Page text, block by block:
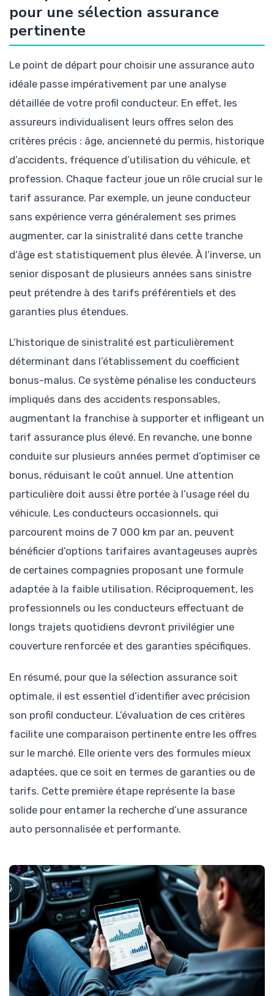
pour une sélection assurance
pertinente
Le point de départ pour choisir une assurance auto
idéale passe impérativement par une analyse
détaillée de votre profil conducteur. En effet, les
assureurs individualisent leurs offres selon des
critères précis : âge, ancienneté du permis, historique
d’accidents, fréquence d’utilisation du véhicule, et
profession. Chaque facteur joue un rôle crucial sur le
tarif assurance. Par exemple, un jeune conducteur
sans expérience verra généralement ses primes
augmenter, car la sinistralité dans cette tranche
d’âge est statistiquement plus élevée. À l’inverse, un
senior disposant de plusieurs années sans sinistre
peut prétendre à des tarifs préférentiels et des
garanties plus étendues.
L’historique de sinistralité est particulièrement
déterminant dans l’établissement du coefficient
bonus-malus. Ce système pénalise les conducteurs
impliqués dans des accidents responsables,
augmentant la franchise à supporter et infligeant un
tarif assurance plus élevé. En revanche, une bonne
conduite sur plusieurs années permet d’optimiser ce
bonus, réduisant le coût annuel. Une attention
particulière doit aussi être portée à l’usage réel du
véhicule. Les conducteurs occasionnels, qui
parcourent moins de 7 000 km par an, peuvent
bénéficier d’options tarifaires avantageuses auprès
de certaines compagnies proposant une formule
adaptée à la faible utilisation. Réciproquement, les
professionnels ou les conducteurs effectuant de
longs trajets quotidiens devront privilégier une
couverture renforcée et des garanties spécifiques.
En résumé, pour que la sélection assurance soit
optimale, il est essentiel d’identifier avec précision
son profil conducteur. L’évaluation de ces critères
facilite une comparaison pertinente entre les offres
sur le marché. Elle oriente vers des formules mieux
adaptées, que ce soit en termes de garanties ou de
tarifs. Cette première étape représente la base
solide pour entamer la recherche d’une assurance
auto personnalisée et performante.